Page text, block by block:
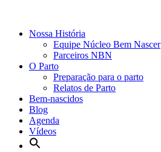
Nossa História
Equipe Núcleo Bem Nascer
Parceiros NBN
O Parto
Preparação para o parto
Relatos de Parto
Bem-nascidos
Blog
Agenda
Vídeos